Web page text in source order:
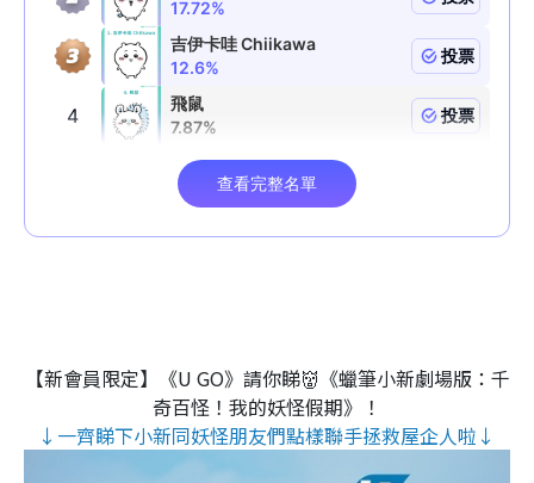
【新會員限定】《U GO》請你睇👹《蠟筆小新劇場版：千
奇百怪！我的妖怪假期》！
↓一齊睇下小新同妖怪朋友們點樣聯手拯救屋企人啦↓